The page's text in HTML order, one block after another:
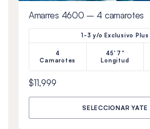
Amarres 4600 – 4 camarotes
1-3 y/o Exclusivo Plus
4
Camarotes
45'7"
Longitud
$11,999
SELECCIONAR YATE